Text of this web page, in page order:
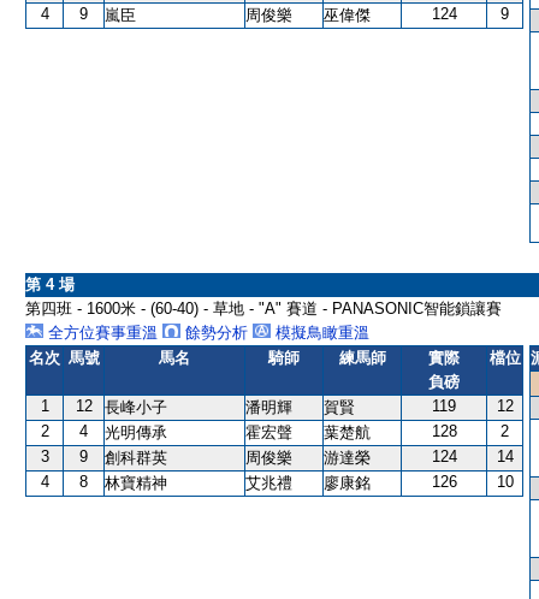
4
9 嵐臣 周俊樂 巫偉傑 124 9
第 4 場
第四班 - 1600米 - (60-40) - 草地 - "A" 賽道 - PANASONIC智能鎖讓賽
全方位賽事重溫
餘勢分析
模擬鳥瞰重溫
名次 馬號 馬名 騎師 練馬師
實際
負磅
檔位
1 12 長峰小子 潘明輝 賀賢 119
12
2
4 光明傳承 霍宏聲 葉楚航 128
2
3
9 創科群英 周俊樂 游達榮 124
14
4
8 林寶精神 艾兆禮 廖康銘 126 10